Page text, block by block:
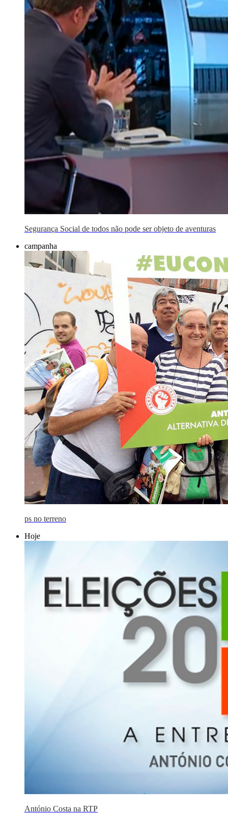
Segurança Social de todos não pode ser objeto de aventuras
campanha
ps no terreno
Hoje
António Costa na RTP